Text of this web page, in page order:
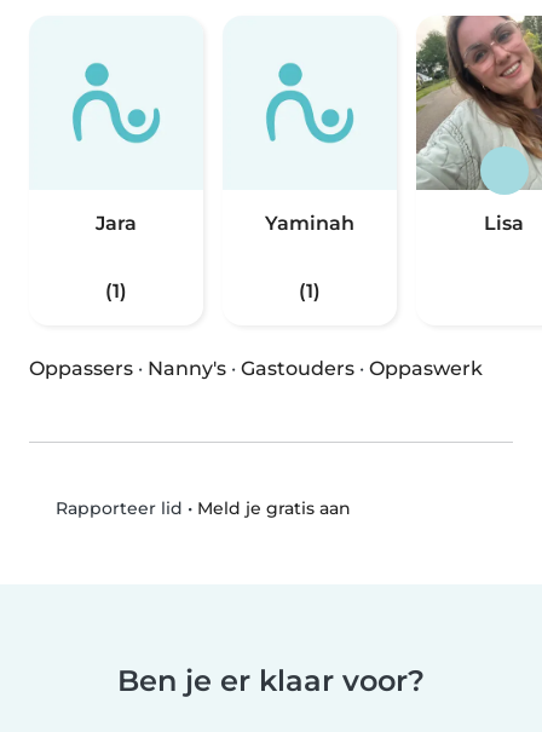
Jara
(1)
Yaminah
(1)
Lisa
Oppassers · Nanny's · Gastouders · Oppaswerk
Rapporteer lid • Meld je gratis aan
Ben je er klaar voor?